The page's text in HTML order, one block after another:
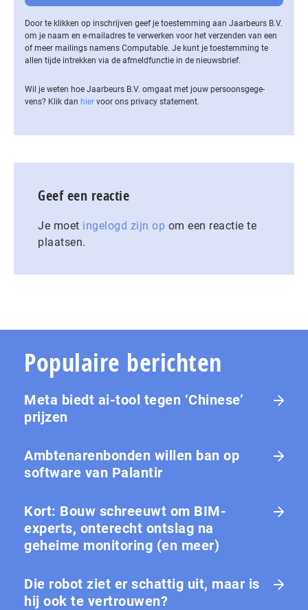
Door te klikken op inschrijven geef je toestemming aan Jaarbeurs B.V.
om je naam en e-mailadres te verwerken voor het verzenden van een
of meer mailings namens Computable. Je kunt je toestemming te
allen tijde intrekken via de af­meld­func­tie in de nieuwsbrief.
Wil je weten hoe Jaarbeurs B.V. omgaat met jouw per­soons­ge­ge­
vens? Klik dan hier voor ons privacy statement.
Geef een reactie
Je moet ingelogd zijn op om een reactie te
plaatsen.
Populaire berichten
Meta biedt ai-tool tegen ‘Chinese’
prijzen
Ambtenarenbonden willen ban op
software van Palantir
Kort: Bouw schreeuwt om BIM-
experts, onterecht ontslag na
geheime monitoring (en meer)
Die robot ziet er schattig uit, maar is
hij ook te vertrouwen?